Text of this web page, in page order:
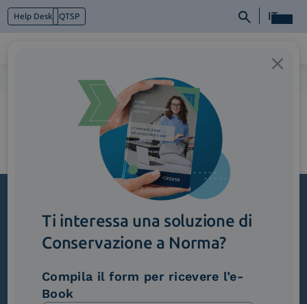
Help Desk QTSP IT
Cosa facciamo
3_Identificazione-1
Iscriviti alla newsletter
Novità, iniziative ed eventi dal mondo della
Scopri InNews
Ti interessa una soluzione di
Conservazione a Norma?
Compila il form per ricevere l’e-
Book